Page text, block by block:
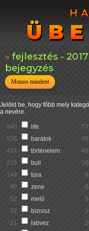
fejlesztés -
bejegyzés
Mutass mindent
Jelöld be, hogy főbb mely
a nevére.
940 life
538
barátok
414
történelem
218
buli
148
túra
90
zene
52
meló
32
biznisz
21
labvez